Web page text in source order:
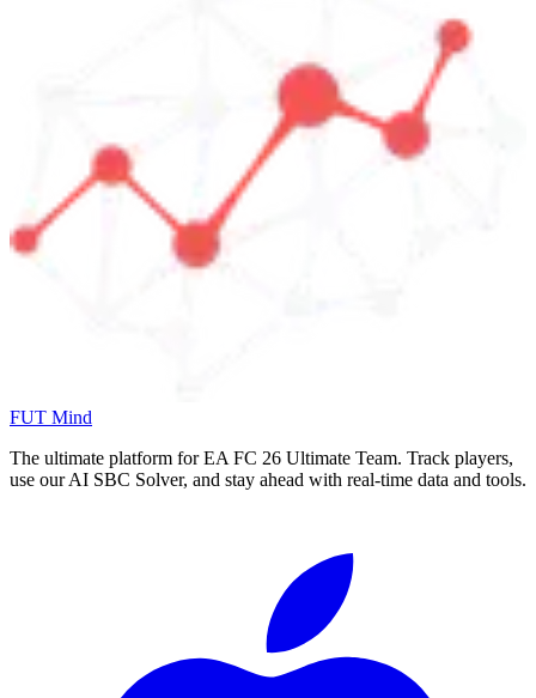
FUT Mind
The ultimate platform for EA FC 26 Ultimate Team. Track players,
use our AI SBC Solver, and stay ahead with real-time data and tools.